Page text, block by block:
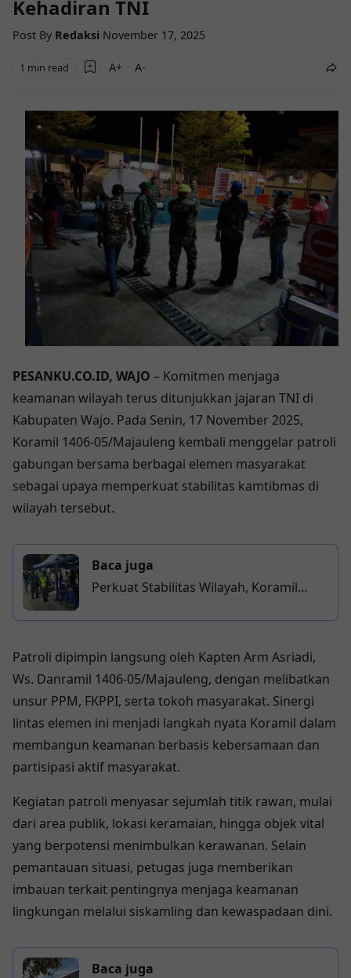
Kehadiran TNI
Post By Redaksi November 17, 2025
1 min read
PESANKU.CO.ID, WAJO – Komitmen menjaga
keamanan wilayah terus ditunjukkan jajaran TNI di
Kabupaten Wajo. Pada Senin, 17 November 2025,
Koramil 1406-05/Majauleng kembali menggelar patroli
gabungan bersama berbagai elemen masyarakat
sebagai upaya memperkuat stabilitas kamtibmas di
wilayah tersebut.
Baca juga
Perkuat Stabilitas Wilayah, Koramil
Cipta Kondisi
Patroli dipimpin langsung oleh Kapten Arm Asriadi,
Ws. Danramil 1406-05/Majauleng, dengan melibatkan
unsur PPM, FKPPI, serta tokoh masyarakat. Sinergi
lintas elemen ini menjadi langkah nyata Koramil dalam
membangun keamanan berbasis kebersamaan dan
partisipasi aktif masyarakat.
Kegiatan patroli menyasar sejumlah titik rawan, mulai
dari area publik, lokasi keramaian, hingga objek vital
yang berpotensi menimbulkan kerawanan. Selain
pemantauan situasi, petugas juga memberikan
imbauan terkait pentingnya menjaga keamanan
lingkungan melalui siskamling dan kewaspadaan dini.
Baca juga